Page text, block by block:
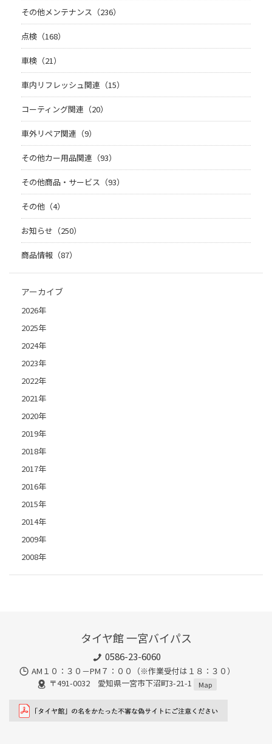
その他メンテナンス（236）
点検（168）
車検（21）
車内リフレッシュ関連（15）
コーティング関連（20）
車外リペア関連（9）
その他カー用品関連（93）
その他商品・サービス（93）
その他（4）
お知らせ（250）
商品情報（87）
アーカイブ
2026年
2025年
2024年
2023年
2022年
2021年
2020年
2019年
2018年
2017年
2016年
2015年
2014年
2009年
2008年
タイヤ館 一宮バイパス
0586-23-6060
AM１０：３０－PM７：００（※作業受付は１８：３０）
〒491-0032 愛知県一宮市下沼町3-21-1
Map